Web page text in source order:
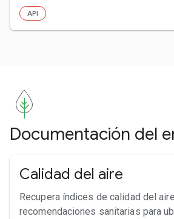
API
Documentación del
Calidad del aire
Recupera índices de calidad del
recomendaciones sanitarias para